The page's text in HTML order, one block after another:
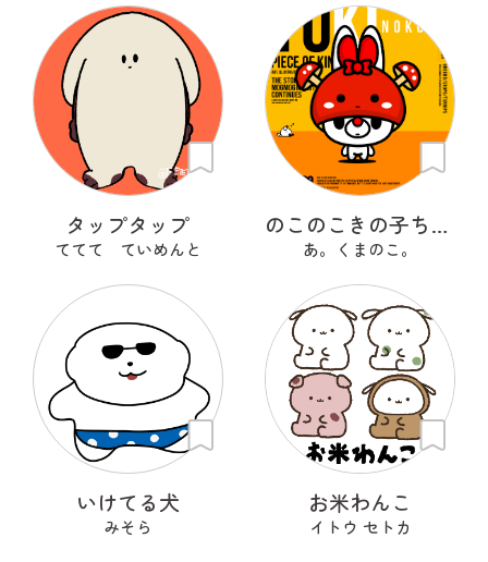
タップタップ
ててて ていめんと
のこのこきの子ちゃん
あ。くまのこ。
いけてる犬
みそら
お米わんこ
イトウ セトカ